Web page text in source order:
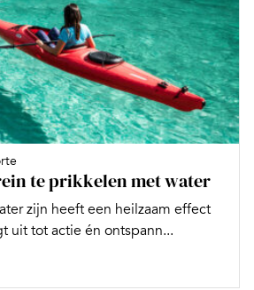
te prikkelen met water
zijn heeft een heilzaam effect
uit tot actie én ontspann...